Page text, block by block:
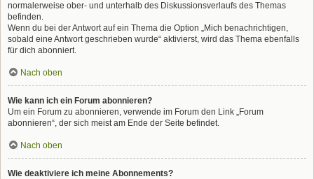
normalerweise ober- und unterhalb des Diskussionsverlaufs des Themas
befinden.
Wenn du bei der Antwort auf ein Thema die Option „Mich benachrichtigen,
sobald eine Antwort geschrieben wurde“ aktivierst, wird das Thema ebenfalls
für dich abonniert.
Nach oben
Wie kann ich ein Forum abonnieren?
Um ein Forum zu abonnieren, verwende im Forum den Link „Forum
abonnieren“, der sich meist am Ende der Seite befindet.
Nach oben
Wie deaktiviere ich meine Abonnements?